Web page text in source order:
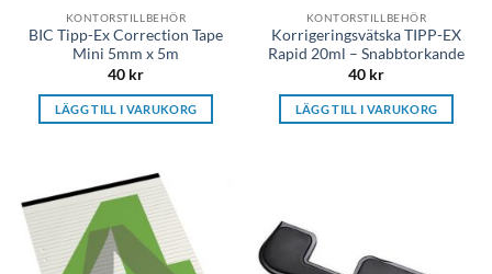
KONTORSTILLBEHÖR
BIC Tipp-Ex Correction Tape
Mini 5mm x 5m
40 kr
LÄGG TILL I VARUKORG
KONTORSTILLBEHÖR
Korrigeringsvätska TIPP-EX
Rapid 20ml – Snabbtorkande
40 kr
LÄGG TILL I VARUKORG